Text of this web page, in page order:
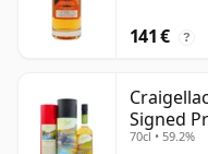
141 € ?
Signed
70cl • 59.2%